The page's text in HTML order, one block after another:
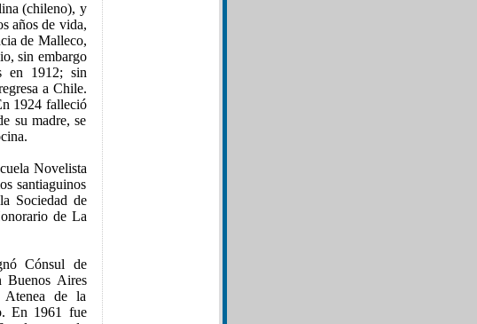
(chileno), y
años de vida,
de Malleco,
sin embargo
en 1912; sin
a Chile.
1924 falleció
su madre, se
Novelista
santiaguinos
Sociedad de
de La
Cónsul de
Buenos Aires
de la
En 1961 fue